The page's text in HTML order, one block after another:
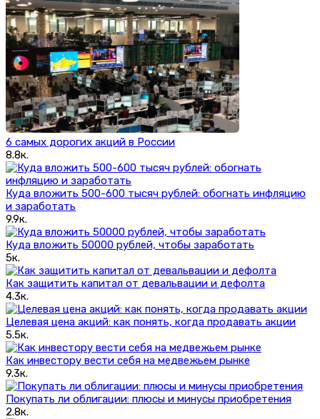
6 самых дорогих акций в России
8.8к.
Куда вложить 500-600 тысяч рублей: обогнать инфляцию
и заработать
9.9к.
Куда вложить 50000 рублей, чтобы заработать
5к.
Как защитить капитал от девальвации и дефолта
4.3к.
Целевая цена акций: как понять, когда продавать акции
5.5к.
Как инвестору вести себя на медвежьем рынке
9.3к.
Покупать ли облигации: плюсы и минусы приобретения
2.8к.